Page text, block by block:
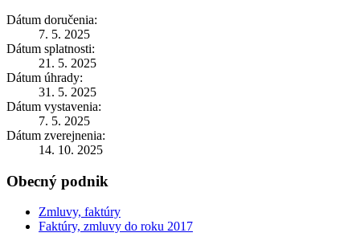
Dátum doručenia:
7. 5. 2025
Dátum splatnosti:
21. 5. 2025
Dátum úhrady:
31. 5. 2025
Dátum vystavenia:
7. 5. 2025
Dátum zverejnenia:
14. 10. 2025
Obecný podnik
Zmluvy, faktúry
Faktúry, zmluvy do roku 2017